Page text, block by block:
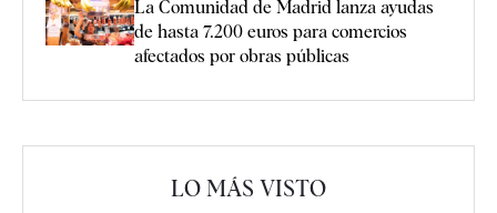
La Comunidad de Madrid lanza ayudas
de hasta 7.200 euros para comercios
afectados por obras públicas
LO MÁS VISTO